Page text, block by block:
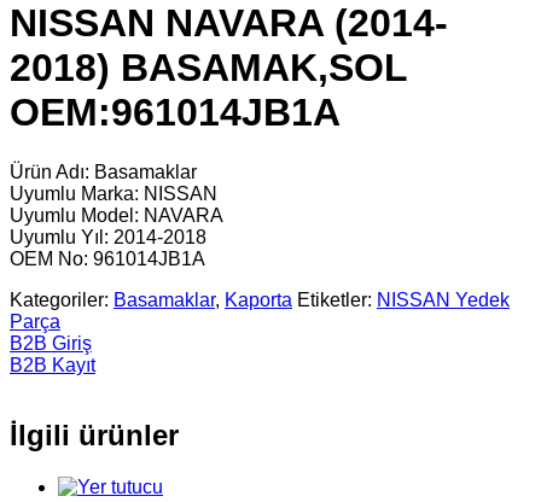
NISSAN NAVARA (2014-
2018) BASAMAK,SOL
OEM:961014JB1A
Ürün Adı: Basamaklar
Uyumlu Marka: NISSAN
Uyumlu Model: NAVARA
Uyumlu Yıl: 2014-2018
OEM No: 961014JB1A
Kategoriler: Basamaklar, Kaporta Etiketler: NISSAN Yedek
Parça
B2B Giriş
B2B Kayıt
İlgili ürünler